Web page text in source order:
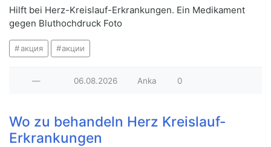
Hilft bei Herz-Kreislauf-Erkrankungen. Ein Medikament
gegen Bluthochdruck Foto
акция акции
— 06.08.2026 Anka 0
Wo zu behandeln Herz Kreislauf-
Erkrankungen